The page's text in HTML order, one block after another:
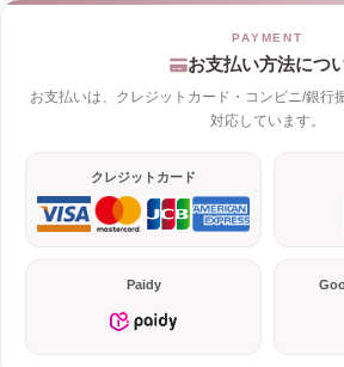
お支払い方法につ
お支払いは、クレジットカード・コンビニ/銀行
対応しています。
クレジットカード
Paidy